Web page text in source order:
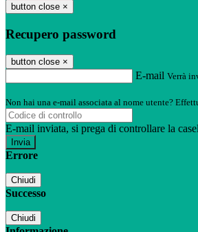
button close ×
Recupero password
button close ×
E-mail Verrà
Non hai una e-mail associata al nome utente?
E-mail inviata, si prega di controllare la
Errore
Chiudi
Successo
Chiudi